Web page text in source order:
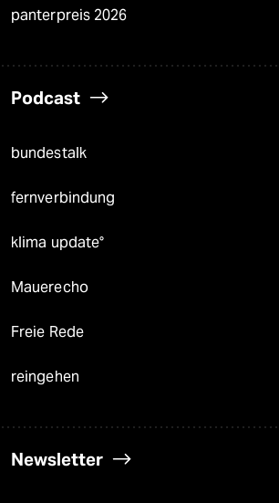
panterpreis 2026
Podcast
bundestalk
fernverbindung
klima update°
Mauerecho
Freie Rede
reingehen
Newsletter